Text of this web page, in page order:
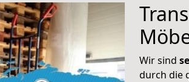
Wir sind
durch die